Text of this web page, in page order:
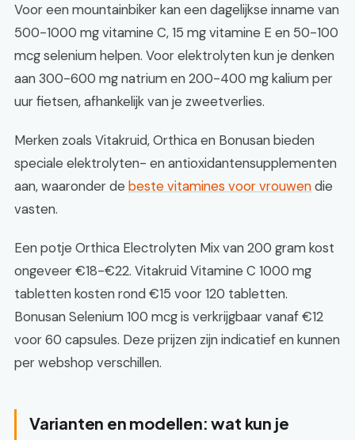
Voor een mountainbiker kan een dagelijkse inname van
500-1000 mg vitamine C, 15 mg vitamine E en 50-100
mcg selenium helpen. Voor elektrolyten kun je denken
aan 300-600 mg natrium en 200-400 mg kalium per
uur fietsen, afhankelijk van je zweetverlies.
Merken zoals Vitakruid, Orthica en Bonusan bieden
speciale elektrolyten- en antioxidantensupplementen
aan, waaronder de beste vitamines voor vrouwendie
vasten.
Een potje Orthica Electrolyten Mix van 200 gram kost
ongeveer €18-€22. Vitakruid Vitamine C 1000 mg
tabletten kosten rond €15 voor 120 tabletten.
Bonusan Selenium 100 mcg is verkrijgbaar vanaf €12
voor 60 capsules. Deze prijzen zijn indicatief en kunnen
per webshop verschillen.
Varianten en modellen: wat kun je